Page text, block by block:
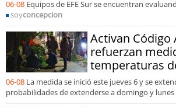
06-08 Equipos de EFE Sur se encuentran
soyconcepcion
Activan Código
refuerzan
temperaturas
06-08 La medida se inició este jueves 6 y se
probabilidades de extenderse a domingo y